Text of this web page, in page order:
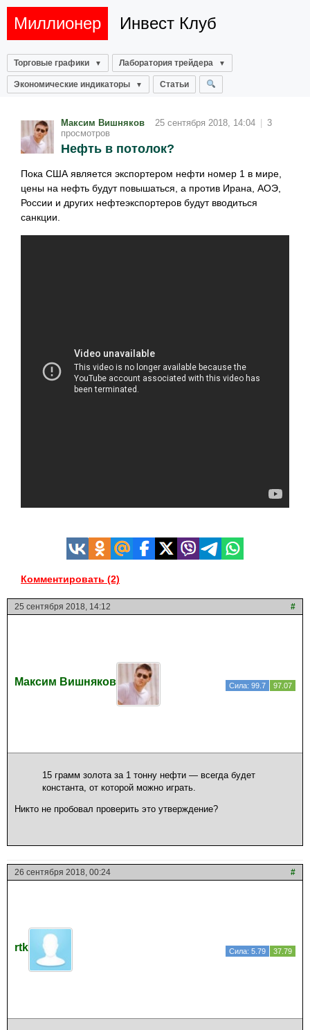
Миллионер Инвест Клуб
Торговые графики Лаборатория трейдера
Экономические индикаторы Статьи
Максим Вишняков 25 сентября 2018, 14:04
3
просмотров
Нефть в потолок?
Пока США является экспортером нефти номер 1 в мире,
цены на нефть будут повышаться, а против Ирана, АОЭ,
России и других нефтеэкспортеров будут вводиться
санкции.
Комментировать (2)
25 сентября 2018, 14:12 #
Максим Вишняков Сила: 99.7 97.07
15 грамм золота за 1 тонну нефти — всегда будет
константа, от которой можно играть.
Никто не пробовал проверить это утверждение?
26 сентября 2018, 00:24 #
rtk Сила: 5.79 37.79